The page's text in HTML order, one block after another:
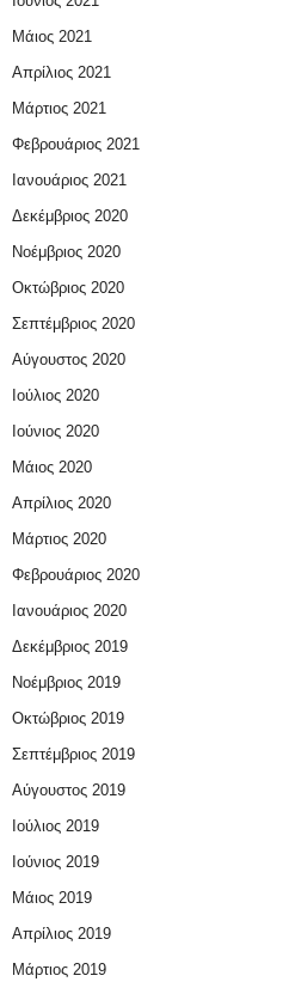
Μάιος 2021
Απρίλιος 2021
Μάρτιος 2021
Φεβρουάριος 2021
Ιανουάριος 2021
Δεκέμβριος 2020
Νοέμβριος 2020
Οκτώβριος 2020
Σεπτέμβριος 2020
Αύγουστος 2020
Ιούλιος 2020
Ιούνιος 2020
Μάιος 2020
Απρίλιος 2020
Μάρτιος 2020
Φεβρουάριος 2020
Ιανουάριος 2020
Δεκέμβριος 2019
Νοέμβριος 2019
Οκτώβριος 2019
Σεπτέμβριος 2019
Αύγουστος 2019
Ιούλιος 2019
Ιούνιος 2019
Μάιος 2019
Απρίλιος 2019
Μάρτιος 2019